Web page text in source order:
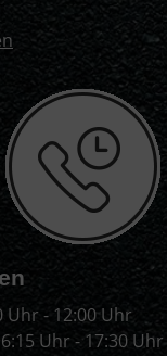
Uhr - 12:00 Uhr
Uhr - 17:30 Uhr